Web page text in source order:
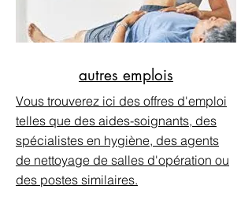
autres emplois
Vous trouverez ici des offres d'emploi
telles que des aides-soignants, des
spécialistes en hygiène, des agents
de nettoyage de salles d'opération ou
des postes similaires.